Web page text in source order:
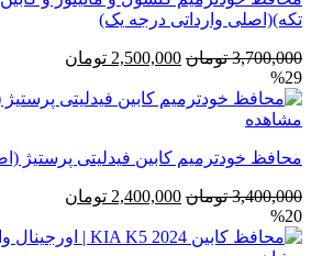
تکه)(اصلی وارداتی درجه یک)
3,700,000 تومان قیمت
3,700,000 تومان
2,500,000 تومان
%29
مشاهده
محافظ خودترمیم کابین فیدلیتی پرستیژ
3,400,000 تومان قیمت
3,400,000 تومان
2,400,000 تومان
%20